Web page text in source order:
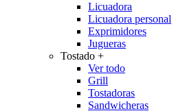
Licuadora
Licuadora personal
Exprimidores
Jugueras
Tostado +
Ver todo
Grill
Tostadoras
Sandwicheras